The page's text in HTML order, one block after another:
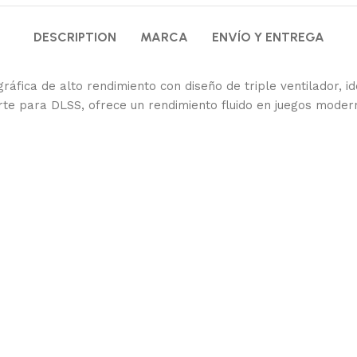
DESCRIPTION MARCA ENVÍO Y ENTREGA
de alto rendimiento con diseño de triple ventilador,
para DLSS, ofrece un rendimiento fluido en juegos